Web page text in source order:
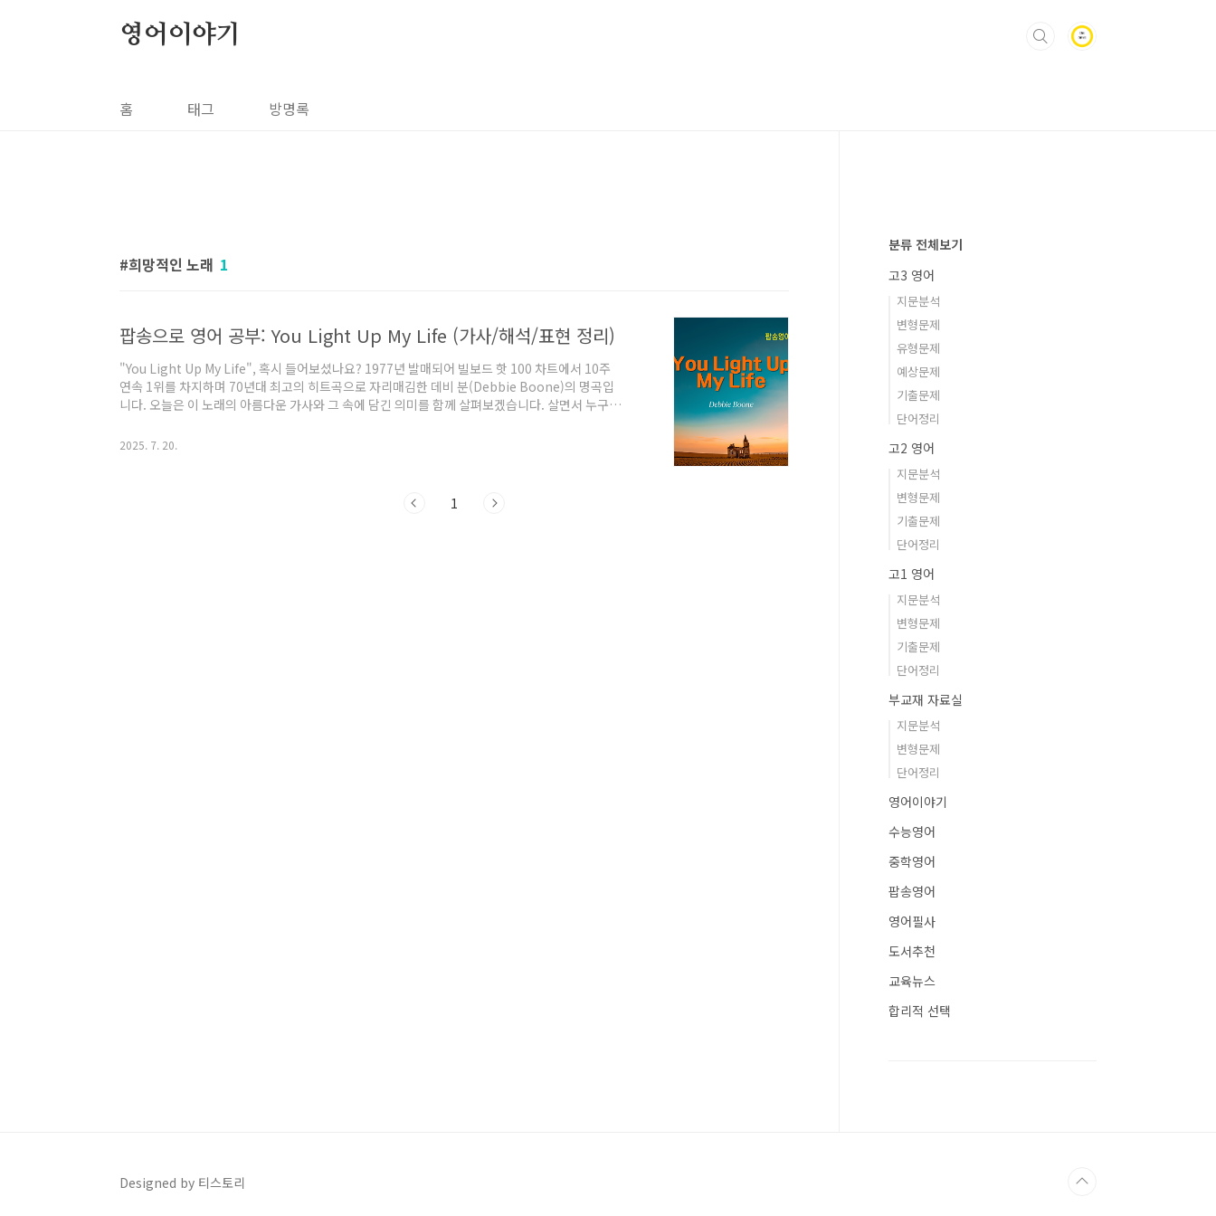
영어이야기
홈 태그 방명록
희망적인 노래 1
팝송으로 영어 공부: You Light Up My Life (가사/해석/표현 정리)
"You Light Up My Life", 혹시 들어보셨나요? 1977년 발매되어 빌보드 핫 100 차트에서 10주
연속 1위를 차지하며 70년대 최고의 히트곡으로 자리매김한 데비 분(Debbie Boone)의 명곡입
니다. 오늘은 이 노래의 아름다운 가사와 그 속에 담긴 의미를 함께 살펴보겠습니다. 살면서 누구나
가온 소중한 존재로 인해 삶이 환하게 밝아지는 경험을 하기도 합니다. 데비 분의 "You Light Up
2025. 7. 20.
1
분류 전체보기
고3 영어
지문분석
변형문제
유형문제
예상문제
기출문제
단어정리
고2 영어
지문분석
변형문제
기출문제
단어정리
고1 영어
지문분석
변형문제
기출문제
단어정리
부교재 자료실
지문분석
변형문제
단어정리
영어이야기
수능영어
중학영어
팝송영어
영어필사
도서추천
교육뉴스
합리적 선택
Designed by 티스토리